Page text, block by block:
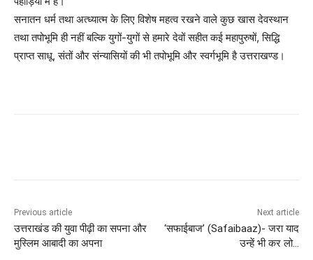
सनातन धर्म तथा अत्ध्यात्म के लिए विशेष महत्व रखने वाले कुछ खास देवस्थान
तथा तपोभूमि ही नहीं बल्कि युगों-युगों से हमारे देवों सहीत कई महापुरुषों, सिद्धि
प्राप्त साधू, संतों और संन्यासियों की भी तपोभूमि और स्वर्गभूमि है उत्तराखण्ड।
Previous article
उत्तराखंड की युवा पीढ़ी का सपना और
मुस्लिम आबादी का अपना
Next article
‘सफाईबाज’ (Safaibaaz)- जरा याद
उन्हें भी कर लो…